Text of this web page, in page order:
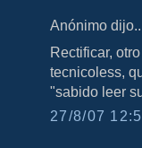
Anónimo
Rectificar,
tecnicoless,
"sabido leer
27/8/07